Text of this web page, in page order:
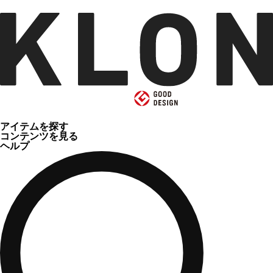
アイテムを探す
コンテンツを見る
ヘルプ